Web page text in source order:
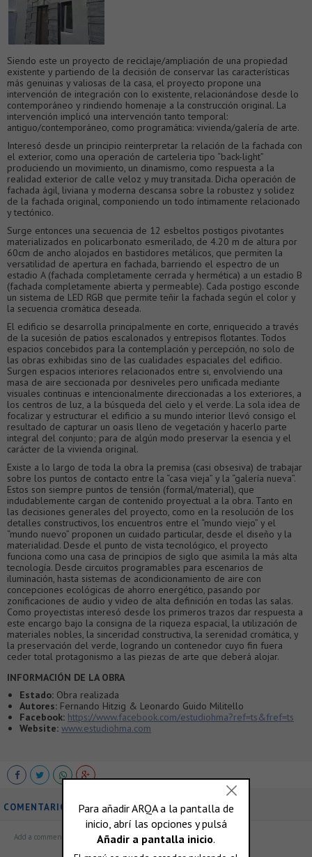
Siendo este un proyecto de reciclaje/ampliación de una propiedad
existente y partiendo de la decisión de conservar las características
más genuinas y valiosas de la casa, el proyecto propone una
intervención de integración con lo existente, relacionándose desde lo
contemporáneo y rindiendo homenaje a la construcción original. La
intervención implicó una intervención tanto temporal:
antiguo/contemporáneo, como programática: vivienda/galería de arte.
Interesó desde un principio reinterpretar la relación de la fachada con
el exterior, como una operación de carteleria tipo “back-light”
produciendo un movimiento, un dinamismo, como respuesta a la
realidad exterior de calle veloz y muy transitada. Dicha operación de
fachada ágil, liviana y moderna descansa sobre la robustez y solidez
de la fachada original, componiendo un todo íntimamente relacionado
y tectónico.
Surge entonces una secuencia de 12 esbeltos postigos pivotantes
materializados en policarbonato esmerilado, de 4.20 m de altura por
60cm de ancho alojados en bastidores metálicos, que permiten la
versatilidad de apertura en fachada, barriendo el espectro de un
estadio A (fachada completamente cerrada y hermética) a un estadio B
(fachada completamente abierta y permeable). Cada postigo esconde
un sistema de LED RGB que permite teñir la fachada según el color y
la secuencia cromática deseada.
El edificio se desarrolla principalmente en corte, enriquecido a través
de la sucesión de patios escalonados y entrepisos flotantes. Todos
espacios concebidos para la contemplación y percepción, no solo de
las obras exhibidas sino de las cualidades espaciales del edificio.
Surgen espacios interiores relacionados entre si, envolviendo una
masa de aire seccionada por desniveles pero unificada mediante
visuales continuas e intencionalmente direccionadas a los exteriores, a
los centros de luz, a la búsqueda del cielo y el verde. La sola idea de
focalizar y estructurar el edificio a su mundo interior llevó consigo el
resultado de capturar un oasis lleno de vegetación y hacerlo parte
integral del conjunto; para de algún modo preservar la esencia y el
carácter de la vivienda original.
Existe a lo largo de toda la obra la premisa (casi obsesiva) de trabajar
sobre los puntos de contacto entre la “casa vieja” y la “galería nueva”.
Estos son siempre puntos de tensión (formal/material), que
indudablemente cargan de contenido proyectual a la obra. Tanto en
las decisiones generales del proyecto, como en la resolución de los
detalles constructivos, los encuentros entre el “mundo viejo” y el
“mundo nuevo” proponen un cuidado particular, desde el diseño y la
materialidad. Desde el punto de vista tecnológico, el proyecto
funciona como una casa de principios de siglo que asimila la más alta
tecnología. Desde circuitos programables para escenarios de
iluminación, hasta sistemas de acondicionamiento de aire con
concepciones ecológicas de ahorro energético, pasando por
zonificaciones de audio y video de alta definición en todas las salas.
Como proyectistas interesó desde los primeros trazos dar respuesta a
este encargo bajo la consigna de la riqueza espacial, la utilización de
materiales nobles, la sinceridad constructiva, la serenidad cromática, y
la preservación del verde, logrando un contenedor cuyo fin fuera
ceder total protagonismo a las piezas de arte que deberá alojar.
INFORMACIÓN DE LA OBRA
Estado: Obra realizada
Autores: Fernando Hitzig & Leonardo Guido Militello
Facebook: https://www.facebook.com/estudiohma?ref=ts&fref=ts
Website: www.estudiohma.com
COMENTARIOS